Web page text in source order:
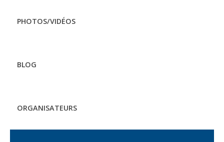
PHOTOS/VIDÉOS
BLOG
ORGANISATEURS